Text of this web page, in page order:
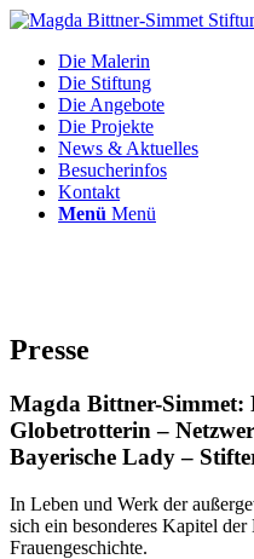
Die Malerin
Die Stiftung
Die Angebote
Die Projekte
News & Aktuelles
Besucherinfos
Kontakt
Menü Menü
Presse
Magda Bittner-
Globetrotterin –
Bayerische Lady –
In Leben und Werk der
sich ein besonderes Kapitel
Frauengeschichte.